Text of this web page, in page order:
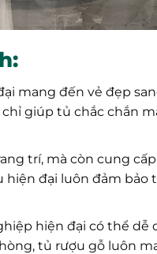
mang đến vẻ đẹp
giúp tủ chắc chắn
trí, mà còn cung
đại luôn đảm
hiện đại có thể dễ
tủ rượu gỗ luôn